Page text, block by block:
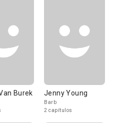
Burek Jenny Young
Barb
2 capítulos